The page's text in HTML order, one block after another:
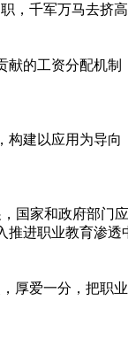
千军万马去
工资分配机制
以应用为导向
家和政府部门
进职业教育渗透
爱一分，把职